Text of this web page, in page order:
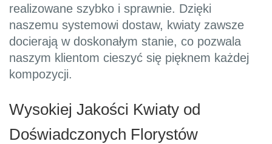
realizowane szybko i sprawnie. Dzięki
naszemu systemowi dostaw, kwiaty zawsze
docierają w doskonałym stanie, co pozwala
naszym klientom cieszyć się pięknem każdej
kompozycji.
Wysokiej Jakości Kwiaty od
Doświadczonych Florystów